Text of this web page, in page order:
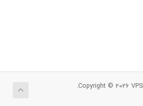
Copyright © 2026